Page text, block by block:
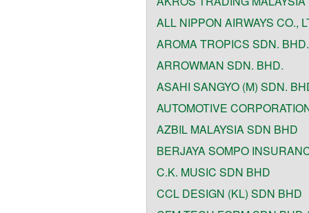
ALL NIPPON AIRWAYS CO.,
AROMA TROPICS SDN. BHD.
ARROWMAN SDN. BHD.
ASAHI SANGYO (M) SDN.
AUTOMOTIVE
AZBIL MALAYSIA SDN BHD
BERJAYA SOMPO
C.K. MUSIC SDN BHD
CCL DESIGN (KL) SDN BHD